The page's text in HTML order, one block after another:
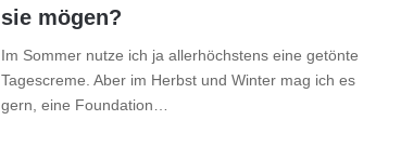
sie mögen?
Im Sommer nutze ich ja allerhöchstens eine getönte
Tagescreme. Aber im Herbst und Winter mag ich es
gern, eine Foundation…